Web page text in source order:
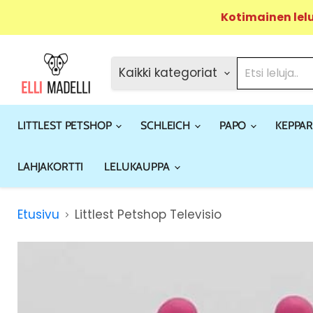
Kotimainen
Kaikki kategoriat
LITTLEST PETSHOP SCHLEICH PAPO
LAHJAKORTTI LELUKAUPPA
Etusivu Littlest Petshop Televisio